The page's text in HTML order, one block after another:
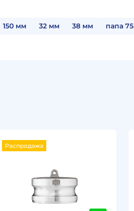
150 мм 32 мм 38 мм папа 75
Распродажа